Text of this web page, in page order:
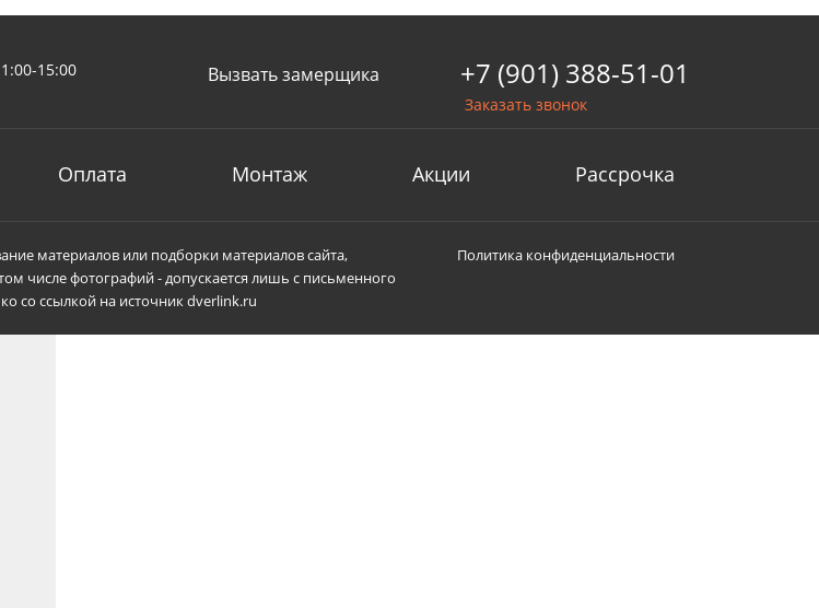
15:00
Вызвать замерщика +7 (901) 388-51-01
Заказать звонок
Оплата Монтаж Акции Рассрочка
материалов или подборки материалов сайта,
числе фотографий - допускается лишь с письменного
со ссылкой на источник dverlink.ru
Политика конфиденциальности